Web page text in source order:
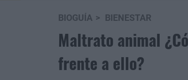
BIOGUÍA BIENESTAR
Maltrato animal
frente a ello?